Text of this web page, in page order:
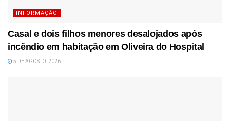
INFORMAÇÃO
Casal e dois filhos menores desalojados após
incêndio em habitação em Oliveira do Hospital
5 DE AGOSTO, 2026